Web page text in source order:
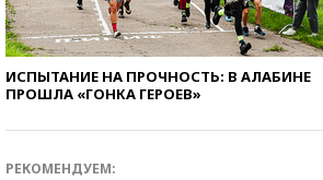
ИСПЫТАНИЕ НА ПРОЧНОСТЬ: В АЛАБИНЕ
ПРОШЛА «ГОНКА ГЕРОЕВ»
РЕКОМЕНДУЕМ: